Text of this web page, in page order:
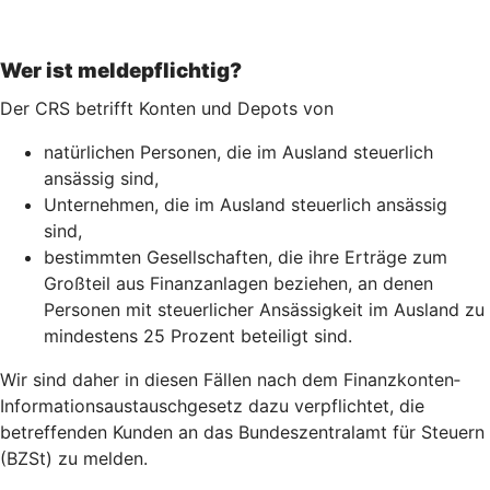
Wer ist meldepflichtig?
Der CRS betrifft Konten und Depots von
natürlichen Personen, die im Ausland steuerlich
ansässig sind,
Unternehmen, die im Ausland steuerlich ansässig
sind,
bestimmten Gesellschaften, die ihre Erträge zum
Großteil aus Finanzanlagen beziehen, an denen
Personen mit steuerlicher Ansässigkeit im Ausland zu
mindestens 25 Prozent beteiligt sind.
Wir sind daher in diesen Fällen nach dem Finanz­konten­
Informations­austausch­gesetz dazu verpflichtet, die
betreffenden Kunden an das Bundeszentralamt für Steuern
(BZSt) zu melden.